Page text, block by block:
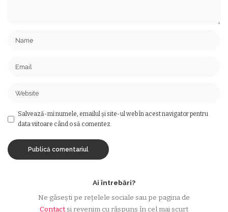
Salvează-mi numele, emailul și site-ul web în acest navigator pentru
data viitoare când o să comentez.
Ai întrebări?
Ne găsești pe rețelele sociale sau pe pagina de
Contactși revenim cu răspuns în cel mai scurt